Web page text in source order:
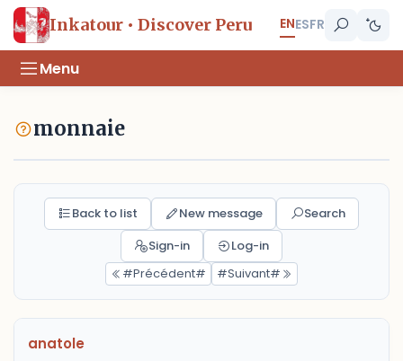
Inkatour • Discover Peru ENESFR
Menu
monnaie
Back to list New message
Search
Sign-in
Log-in
#Précédent#
#Suivant#
anatole